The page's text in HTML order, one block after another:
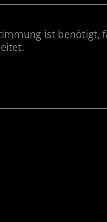
ist benötigt,